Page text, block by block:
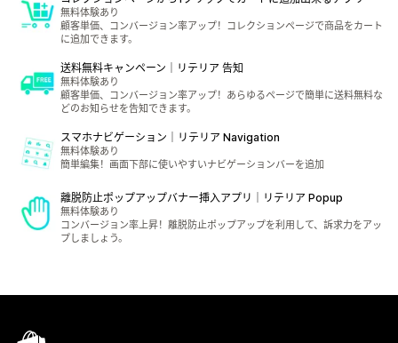
無料体験あり
顧客単価、コンバージョン率アップ！コレクションページで商品をカート
に追加できます。
送料無料キャンペーン｜リテリア 告知
無料体験あり
顧客単価、コンバージョン率アップ！あらゆるページで簡単に送料無料な
どのお知らせを告知できます。
スマホナビゲーション｜リテリア Navigation
無料体験あり
簡単編集！画面下部に使いやすいナビゲーションバーを追加
離脱防止ポップアップバナー挿入アプリ｜リテリア Popup
無料体験あり
コンバージョン率上昇！離脱防止ポップアップを利用して、訴求力をアッ
プしましょう。